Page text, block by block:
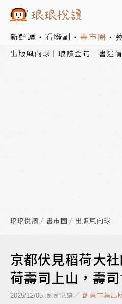
新鮮讀 看聯副 書市圈
出版風向球 琅讀金句 書迷
琅琅悅讀 書市圈 出版風向球
京都伏見稻荷大
荷壽司上山，壽
2025/12/05 琅琅悅讀／ 創意市集出